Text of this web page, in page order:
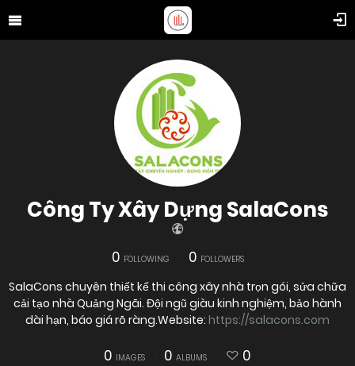
Công Ty Xây Dựng SalaCons
0 FOLLOWING 0 FOLLOWERS
SalaCons chuyên thiết kế thi công xây nhà trọn gói, sửa chữa
cải tạo nhà Quảng Ngãi. Đội ngũ giàu kinh nghiệm, bảo hành
dài hạn, báo giá rõ ràng.Website: https://salacons.com
0 IMAGES 0 ALBUMS 0